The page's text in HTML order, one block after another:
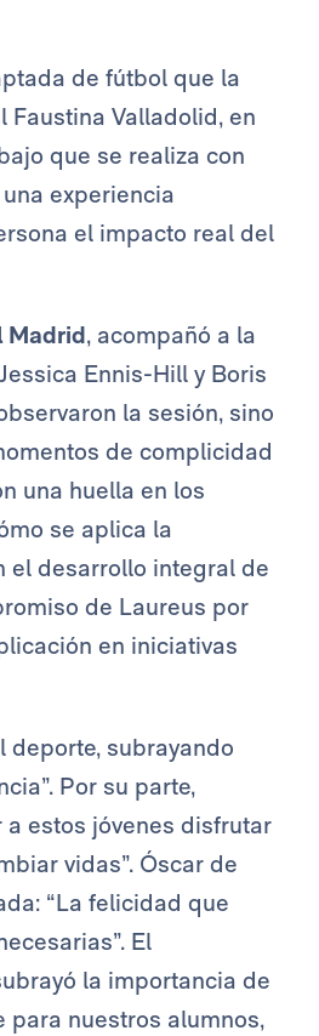
de fútbol que la
Valladolid, en
que se realiza con
experiencia
el impacto real del
Madrid, acompañó a la
Ennis-Hill y Boris
la sesión, sino
de complicidad
una huella en los
se aplica la
el desarrollo integral de
de Laureus por
en iniciativas
deporte, subrayando
Por su parte,
a estos jóvenes disfrutar
vidas”. Óscar de
“La felicidad que
El
la importancia de
para nuestros alumnos,